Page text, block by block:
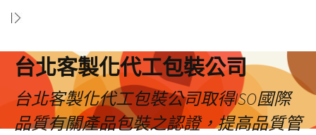
台北客製化代工包裝公司
台北客製化代工包裝公司取得ISO國際
品質有關產品包裝之認證，提高品質管